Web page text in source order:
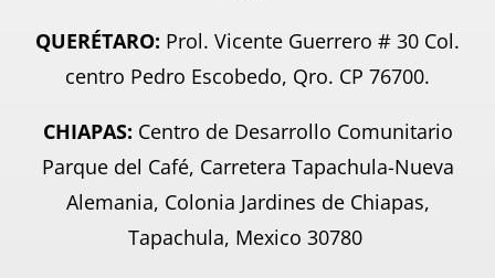
QUERÉTARO: Prol. Vicente Guerrero # 30 Col.
centro Pedro Escobedo, Qro. CP 76700.
CHIAPAS: Centro de Desarrollo Comunitario
Parque del Café, Carretera Tapachula-Nueva
Alemania, Colonia Jardines de Chiapas,
Tapachula, Mexico 30780